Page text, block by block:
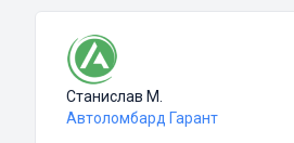
Станислав М.
Автоломбард Гарант